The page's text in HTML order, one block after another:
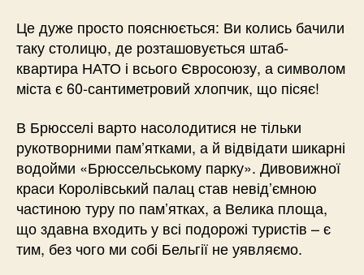
Це дуже просто пояснюється: Ви колись бачили
таку столицю, де розташовується штаб-
квартира НАТО і всього Євросоюзу, а символом
міста є 60-сантиметровий хлопчик, що пісяє!
В Брюсселі варто насолодитися не тільки
рукотворними пам’ятками, а й відвідати шикарні
водойми «Брюссельському парку». Дивовижної
краси Королівський палац став невід’ємною
частиною туру по пам’ятках, а Велика площа,
що здавна входить у всі подорожі туристів – є
тим, без чого ми собі Бельгії не уявляємо.